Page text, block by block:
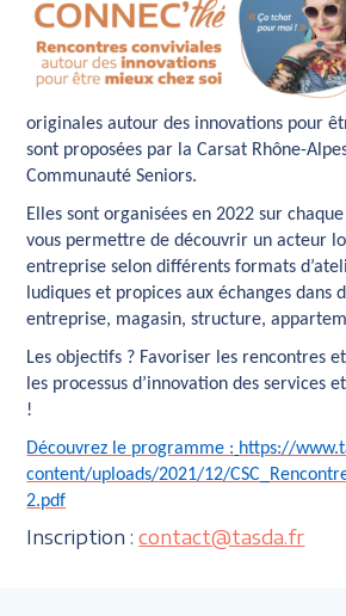
originales autour des innovations pour
sont proposées par la Carsat Rhône-
Communauté Seniors.
Elles sont organisées en 2022 sur
vous permettre de découvrir un acteur
entreprise selon différents formats
ludiques et propices aux échanges dans
entreprise, magasin, structure,
Les objectifs ? Favoriser les rencontres
les processus d’innovation des services
!
Découvrez le programme : https://
content/uploads/2021/12/
2.pdf
Inscription :contact@tasda.fr